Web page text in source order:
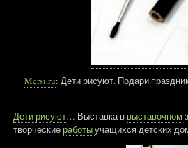
Mcrsi.ru: Дети рисуют. Подари
Дети рисуют… Выставка в выставочном
творческиеработыучащихся детских